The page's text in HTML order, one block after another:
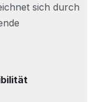
sich durch